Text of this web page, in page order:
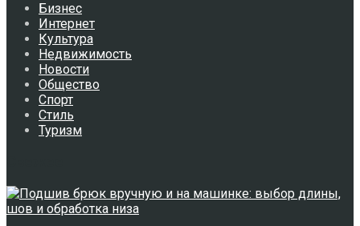
Бизнес
Интернет
Культура
Недвижимость
Новости
Общество
Спорт
Стиль
Туризм